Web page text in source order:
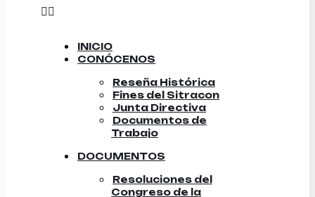
INICIO
CONÓCENOS
Reseña Histórica
Fines del Sitracon
Junta Directiva
Documentos de
Trabajo
DOCUMENTOS
Resoluciones del
Congreso de la